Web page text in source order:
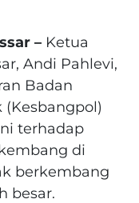
– Ketua
Andi Pahlevi,
Badan
terhadap
di
berkembang
besar.